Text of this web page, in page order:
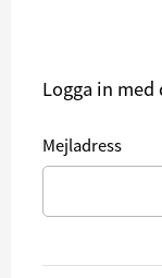
Logga in
Mejladress